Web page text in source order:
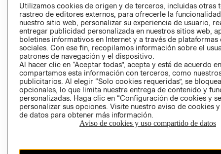
POLÍTICA
EMPRESARIAL
TÉRMINOS Y
CONDICIONES
AVISO DE
PRIVACIDAD
GIFT CARD
AVISO DE
COOKIES
Utilizamos cookies de origen y de terceros, incluidas otras
rastreo de editores externos, para ofrecerle la
nuestro sitio web, personalizar su experiencia de usuario,
entregar publicidad personalizada en nuestros sitios web,
boletines informativos en Internet y a través de plataformas
sociales. Con ese fin, recopilamos información sobre el
patrones de navegación y el dispositivo.
Al hacer clic en “Aceptar todas”, acepta y está de acuerdo
compartamos esta información con terceros, como
publicitarios. Al elegir “Solo cookies requeridas”, se
opcionales, lo que limita nuestra entrega de contenido y
personalizadas. Haga clic en “Configuración de cookies y
personalizar sus opciones. Visite nuestro aviso de cookies
de datos para obtener más información.
Aviso de cookies y uso compartido de datos